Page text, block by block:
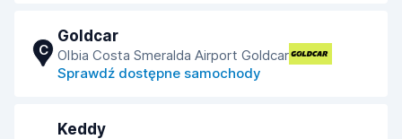
C
Goldcar
Olbia Costa Smeralda Airport Goldcar
Sprawdź dostępne samochody
Keddy